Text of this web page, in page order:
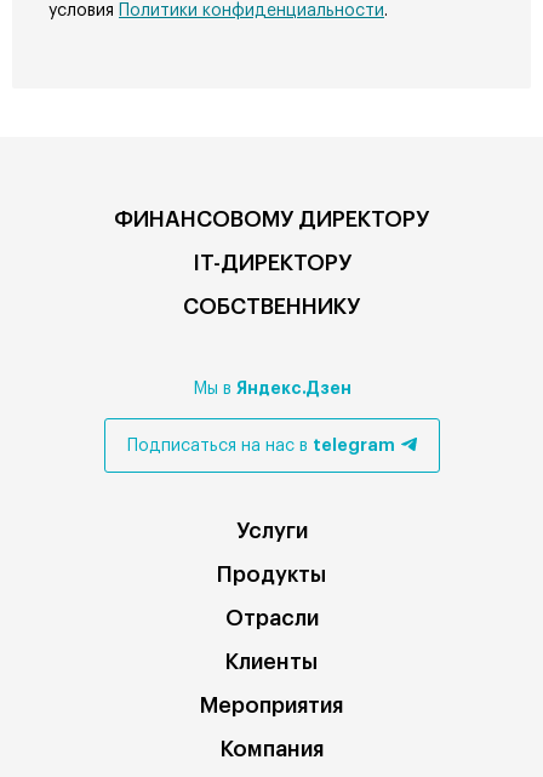
условия
Политики конфиденциальности.
ФИНАНСОВОМУ ДИРЕКТОРУ
IT-ДИРЕКТОРУ
СОБСТВЕННИКУ
Мы в Яндекс.Дзен
Подписаться на нас в telegram
Услуги
Продукты
Отрасли
Клиенты
Мероприятия
Компания